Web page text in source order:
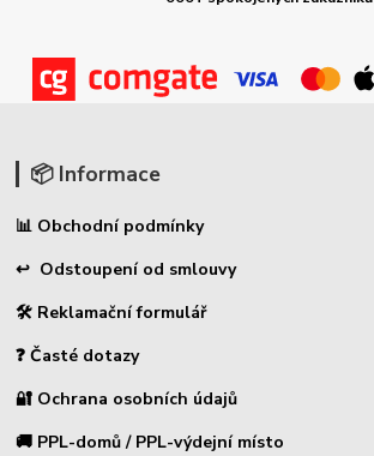
📦 Informace
📊 Obchodní podmínky
↩ Odstoupení od smlouvy
🛠 Reklamační formulář
❓ Časté dotazy
🔐 Ochrana osobních údajů
🚚 PPL-domů / PPL-výdejní místo